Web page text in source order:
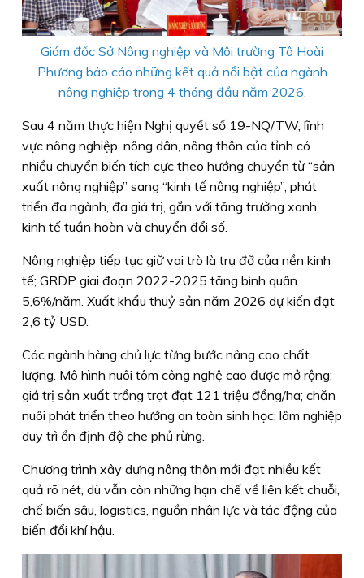
Giám đốc Sở Nông nghiệp và Môi trường Tô Hoài
Phương báo cáo những kết quả nổi bật của ngành
nông nghiệp trong 4 tháng đầu năm 2026.
Sau 4 năm thực hiện Nghị quyết số 19-NQ/TW, lĩnh
vực nông nghiệp, nông dân, nông thôn của tỉnh có
nhiều chuyển biến tích cực theo hướng chuyển từ “sản
xuất nông nghiệp” sang “kinh tế nông nghiệp”, phát
triển đa ngành, đa giá trị, gắn với tăng trưởng xanh,
kinh tế tuần hoàn và chuyển đổi số.
Nông nghiệp tiếp tục giữ vai trò là trụ đỡ của nền kinh
tế; GRDP giai đoạn 2022-2025 tăng bình quân
5,6%/năm. Xuất khẩu thuỷ sản năm 2026 dự kiến đạt
2,6 tỷ USD.
Các ngành hàng chủ lực từng bước nâng cao chất
lượng. Mô hình nuôi tôm công nghệ cao được mở rộng;
giá trị sản xuất trồng trọt đạt 121 triệu đồng/ha; chăn
nuôi phát triển theo hướng an toàn sinh học; lâm nghiệp
duy trì ổn định độ che phủ rừng.
Chương trình xây dựng nông thôn mới đạt nhiều kết
quả rõ nét, dù vẫn còn những hạn chế về liên kết chuỗi,
chế biến sâu, logistics, nguồn nhân lực và tác động của
biến đổi khí hậu.